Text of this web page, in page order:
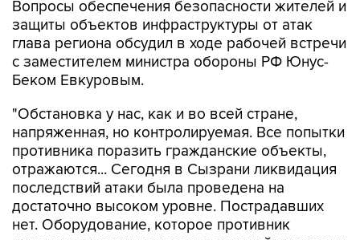
Вопросы обеспечения безопасности жителей и
защиты объектов инфраструктуры от атак
глава региона обсудил в ходе рабочей встречи
с заместителем министра обороны РФ Юнус-
Беком Евкуровым.
"Обстановка у нас, как и во всей стране,
напряженная, но контролируемая. Все попытки
противника поразить гражданские объекты,
отражаются... Сегодня в Сызрани ликвидация
последствий атаки была проведена на
достаточно высоком уровне. Пострадавших
нет. Оборудование, которое противник